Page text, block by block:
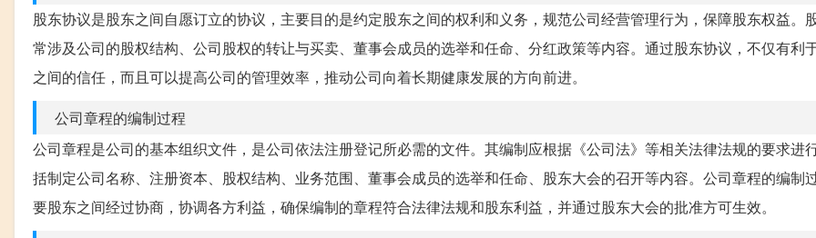
股东协议是股东之间自愿订立的协议，主要目的是约定股东之间的权利和义务，规范公司经营管理行为，保障股东权益。
常涉及公司的股权结构、公司股权的转让与买卖、董事会成员的选举和任命、分红政策等内容。通过股东协议，不仅有利
之间的信任，而且可以提高公司的管理效率，推动公司向着长期健康发展的方向前进。
公司章程的编制过程
公司章程是公司的基本组织文件，是公司依法注册登记所必需的文件。其编制应根据《公司法》等相关法律法规的要求进
括制定公司名称、注册资本、股权结构、业务范围、董事会成员的选举和任命、股东大会的召开等内容。公司章程的编制
要股东之间经过协商，协调各方利益，确保编制的章程符合法律法规和股东利益，并通过股东大会的批准方可生效。